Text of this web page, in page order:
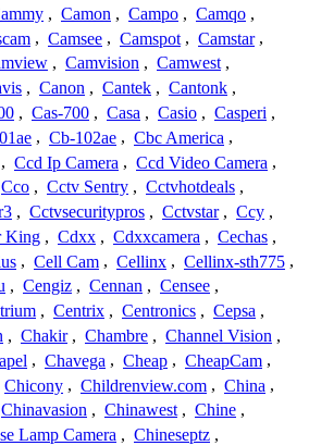
, Camon , Campo , Camqo ,
, Camsee , Camspot , Camstar ,
, Camvision , Camwest ,
, Canon , Cantek , Cantonk ,
, Cas-700 , Casa , Casio , Casperi ,
, Cb-102ae , Cbc America ,
, Ccd Ip Camera , Ccd Video Camera ,
Cco , Cctv Sentry , Cctvhotdeals ,
, Cctvsecuritypros , Cctvstar , Ccy ,
King , Cdxx , Cdxxcamera , Cechas ,
, Cell Cam , Cellinx , Cellinx-sth775 ,
, Cengiz , Cennan , Censee ,
, Centrix , Centronics , Cepsa ,
, Chakir , Chambre , Channel Vision ,
, Chavega , Cheap , CheapCam ,
Chicony , Childrenview.com , China ,
Chinavasion , Chinawest , Chine ,
Lamp Camera , Chineseptz ,